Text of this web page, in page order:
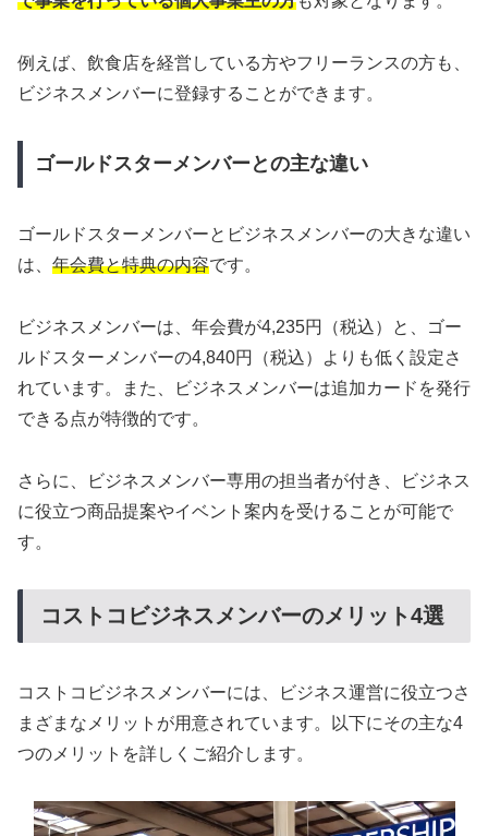
例えば、飲食店を経営している方やフリーランスの方も、
ビジネスメンバーに登録することができます。
ゴールドスターメンバーとの主な違い
ゴールドスターメンバーとビジネスメンバーの大きな違い
は、 年会費と特典の内容です。
ビジネスメンバーは、年会費が4,235円（税込）と、ゴー
ルドスターメンバーの4,840円（税込）よりも低く設定さ
れています。また、ビジネスメンバーは追加カードを発行
できる点が特徴的です。
さらに、ビジネスメンバー専用の担当者が付き、ビジネス
に役立つ商品提案やイベント案内を受けることが可能で
す。
コストコビジネスメンバーのメリット4選
コストコビジネスメンバーには、ビジネス運営に役立つさ
まざまなメリットが用意されています。以下にその主な4
つのメリットを詳しくご紹介します。